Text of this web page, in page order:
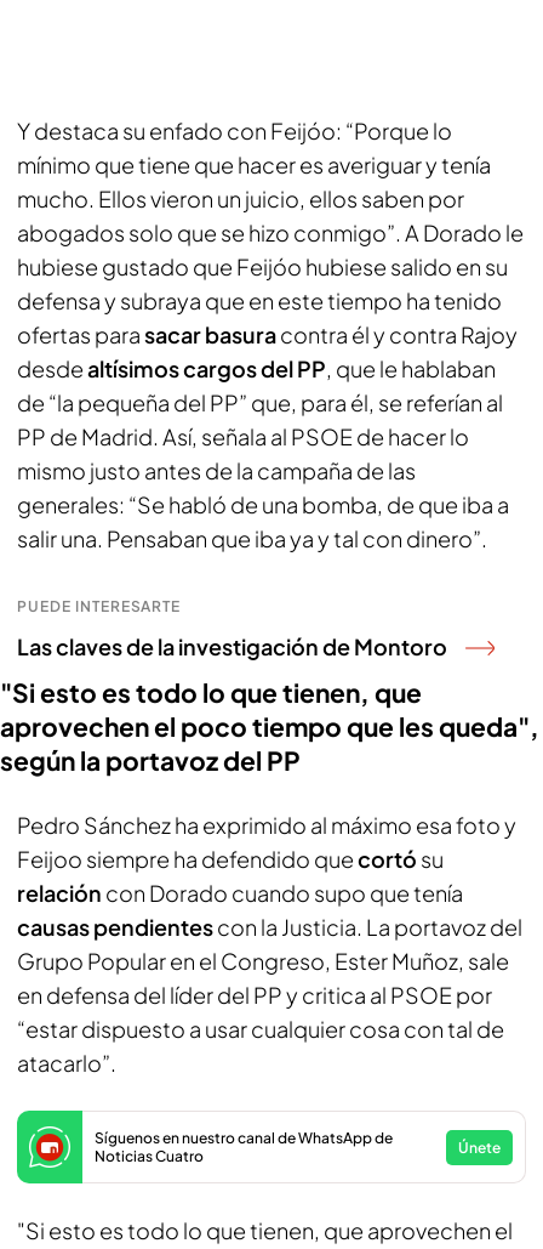
Y destaca su enfado con Feijóo: “Porque lo
mínimo que tiene que hacer es averiguar y tenía
mucho. Ellos vieron un juicio, ellos saben por
abogados solo que se hizo conmigo”. A Dorado le
hubiese gustado que Feijóo hubiese salido en su
defensa y subraya que en este tiempo ha tenido
ofertas parasacar basuracontra él y contra Rajoy
desdealtísimos cargos del PP, que le hablaban
de “la pequeña del PP” que, para él, se referían al
PP de Madrid. Así, señala al PSOE de hacer lo
mismo justo antes de la campaña de las
generales: “Se habló de una bomba, de que iba a
salir una. Pensaban que iba ya y tal con dinero”.
PUEDE INTERESARTE
Las claves de la investigación de Montoro
"Si esto es todo lo que tienen, que
aprovechen el poco tiempo que les queda",
según la portavoz del PP
Pedro Sánchez ha exprimido al máximo esa foto y
Feijoo siempre ha defendido quecortó su
relación con Dorado cuando supo que tenía
causas pendientescon la Justicia. La portavoz del
Grupo Popular en el Congreso, Ester Muñoz, sale
en defensa del líder del PP y critica al PSOE por
“estar dispuesto a usar cualquier cosa con tal de
atacarlo”.
Síguenos en nuestro canal de WhatsApp de
Noticias Cuatro
Únete
"Si esto es todo lo que tienen, que aprovechen el